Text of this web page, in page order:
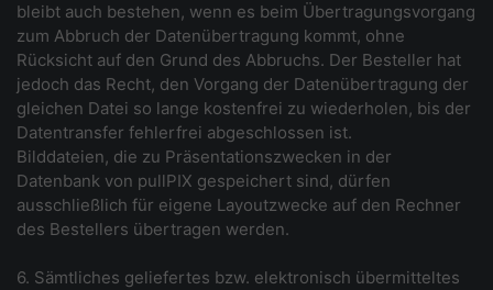
bleibt auch bestehen, wenn es beim Übertragungsvorgang
zum Abbruch der Datenübertragung kommt, ohne
Rücksicht auf den Grund des Abbruchs. Der Besteller hat
jedoch das Recht, den Vorgang der Datenübertragung der
gleichen Datei so lange kostenfrei zu wiederholen, bis der
Datentransfer fehlerfrei abgeschlossen ist.
Bilddateien, die zu Präsentationszwecken in der
Datenbank von pullPIX gespeichert sind, dürfen
ausschließlich für eigene Layoutzwecke auf den Rechner
des Bestellers übertragen werden.
6. Sämtliches geliefertes bzw. elektronisch übermitteltes